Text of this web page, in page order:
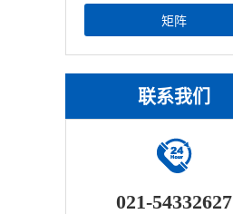
矩阵
联系我们
021-54332627